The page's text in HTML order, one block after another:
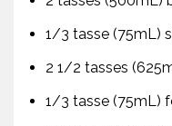
1/3 tasse (75mL)
2 1/2 tasses
1/3 tasse (75mL)